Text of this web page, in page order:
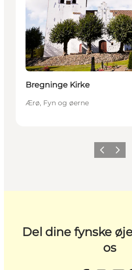
Bregninge Kirke
Ærø, Fyn og øerne
ForrigeNæste
Del dine fynske
os